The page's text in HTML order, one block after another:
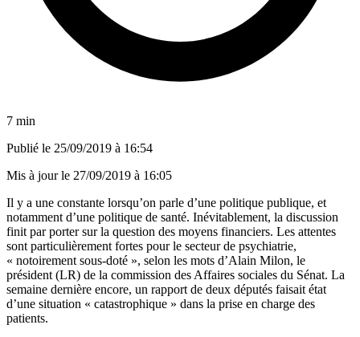
7 min
Publié le 25/09/2019 à 16:54
Mis à jour le 27/09/2019 à 16:05
Il y a une constante lorsqu’on parle d’une politique publique, et
notamment d’une politique de santé. Inévitablement, la discussion
finit par porter sur la question des moyens financiers. Les attentes
sont particulièrement fortes pour le secteur de psychiatrie,
« notoirement sous-doté », selon les mots d’Alain Milon, le
président (LR) de la commission des Affaires sociales du Sénat. La
semaine dernière encore, un rapport de deux députés faisait état
d’une situation « catastrophique » dans la prise en charge des
patients.